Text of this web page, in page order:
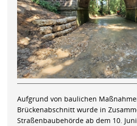
Aufgrund von baulichen
Brückenabschnitt wurde in
Straßenbaubehörde ab dem 10.